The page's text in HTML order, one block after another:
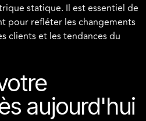
statique. Il est essentiel de
pour refléter les changements
clients et les tendances du
aujourd'hui